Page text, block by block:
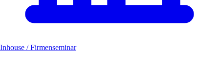
Inhouse / Firmenseminar